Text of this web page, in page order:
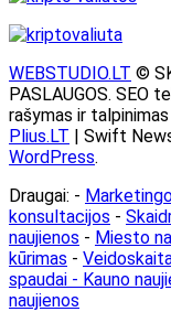
WEBSTUDIO.LT ©
PASLAUGOS. SEO
rašymas ir
Plius.LT | Swift
WordPress.
Draugai: -
konsultacijos -
naujienos - Miesto
kūrimas -
spaudai - Kauno
naujienos